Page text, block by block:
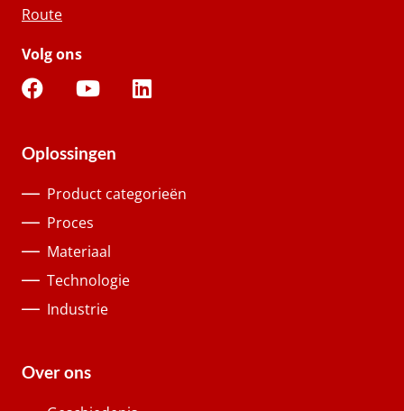
Route
Volg ons
Oplossingen
Product categorieën
Proces
Materiaal
Technologie
Industrie
Over ons